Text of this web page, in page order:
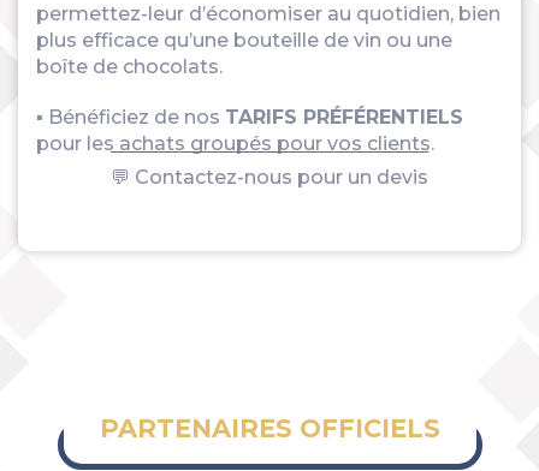
permettez-leur d’économiser au quotidien, bien
plus efficace qu’une bouteille de vin ou une
boîte de chocolats.
▪ Bénéficiez de nos TARIFS PRÉFÉRENTIELS
pour les achats groupés pour vos clients.
💬 Contactez-nous pour un devis
PARTENAIRES OFFICIELS